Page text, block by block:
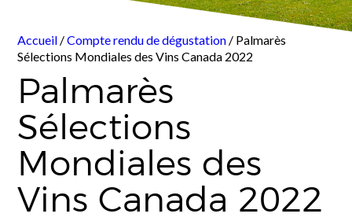
Accueil /Compte rendu de dégustation / Palmarès
Sélections Mondiales des Vins Canada 2022
Palmarès
Sélections
Mondiales des
Vins Canada 2022